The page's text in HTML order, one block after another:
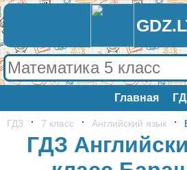
Главная
ГДЗ 7 класс Английский язык
ГДЗ